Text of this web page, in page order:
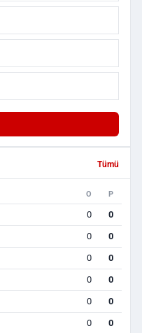
Tümü
O P
0 0
0 0
0 0
0 0
0 0
0 0